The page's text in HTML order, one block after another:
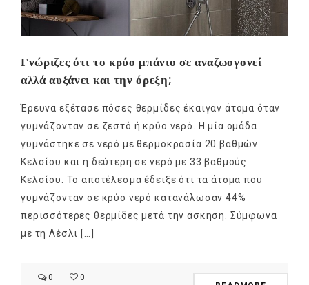
Γνώριζες ότι το κρύο μπάνιο σε αναζωογονεί
αλλά αυξάνει και την όρεξη;
Έρευνα εξέτασε πόσες θερμίδες έκαιγαν άτομα όταν
γυμνάζονταν σε ζεστό ή κρύο νερό. Η μία ομάδα
γυμνάστηκε σε νερό με θερμοκρασία 20 βαθμών
Κελσίου και η δεύτερη σε νερό με 33 βαθμούς
Κελσίου. Το αποτέλεσμα έδειξε ότι τα άτομα που
γυμνάζονταν σε κρύο νερό κατανάλωσαν 44%
περισσότερες θερμίδες μετά την άσκηση. Σύμφωνα
με τη Λέσλι […]
0
0